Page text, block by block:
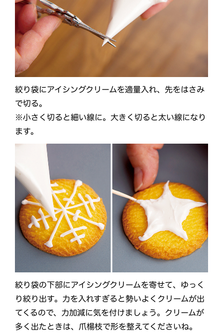
絞り袋にアイシングクリームを適量入れ、先をはさみ
で切る。
※小さく切ると細い線に。大きく切ると太い線になり
ます。
絞り袋の下部にアイシングクリームを寄せて、ゆっく
り絞り出す。力を入れすぎると勢いよくクリームが出
てくるので、力加減に気を付けましょう。クリームが
多く出たときは、爪楊枝で形を整えてくださいね。